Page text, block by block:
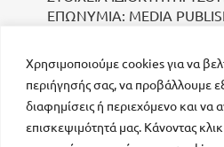
Χρησιμοποιούμε cookies για να
περιήγησής σας, να προβάλλουμε
διαφημίσεις ή περιεχόμενο και να
επισκεψιμότητά μας. Κάνοντας
ΕΠΩΝΥΜΙΑ: MEDIA